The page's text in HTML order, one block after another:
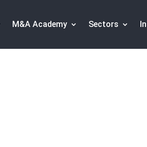
M&A Academy Sectors